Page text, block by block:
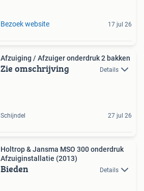
Bezoek website 17 jul 26
Afzuiging / Afzuiger onderdruk 2 bakken
Zie omschrijving Details
Schijndel 27 jul 26
Holtrop & Jansma MSO 300 onderdruk
Afzuiginstallatie (2013)
Bieden Details